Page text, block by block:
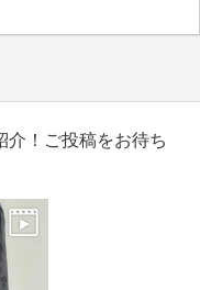
クリーニング可
介！ご投稿をお待ち